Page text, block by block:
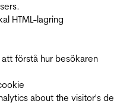
HTML-lagring
förstå hur besökaren
about the visitor's